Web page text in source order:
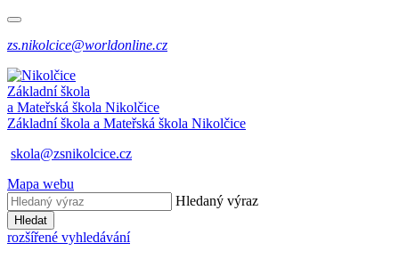
zs.nikolcice@worldonline.cz
Základní škola
a Mateřská škola Nikolčice
Základní škola a Mateřská škola Nikolčice
skola@zsnikolcice.cz
Mapa webu
Hledaný výraz
Hledat
rozšířené vyhledávání